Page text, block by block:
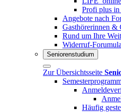
Profi plus in
Angebote nach
Gasthörerinnen &
Rund um Ihre
Widerruf-
Seniorenstudium
Zur Übersichtsseite
Häufig